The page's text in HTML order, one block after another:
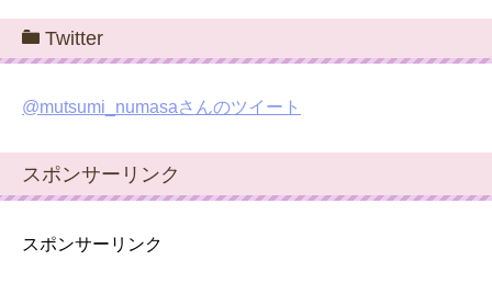
Twitter
@mutsumi_numasaさんのツイート
スポンサーリンク
スポンサーリンク